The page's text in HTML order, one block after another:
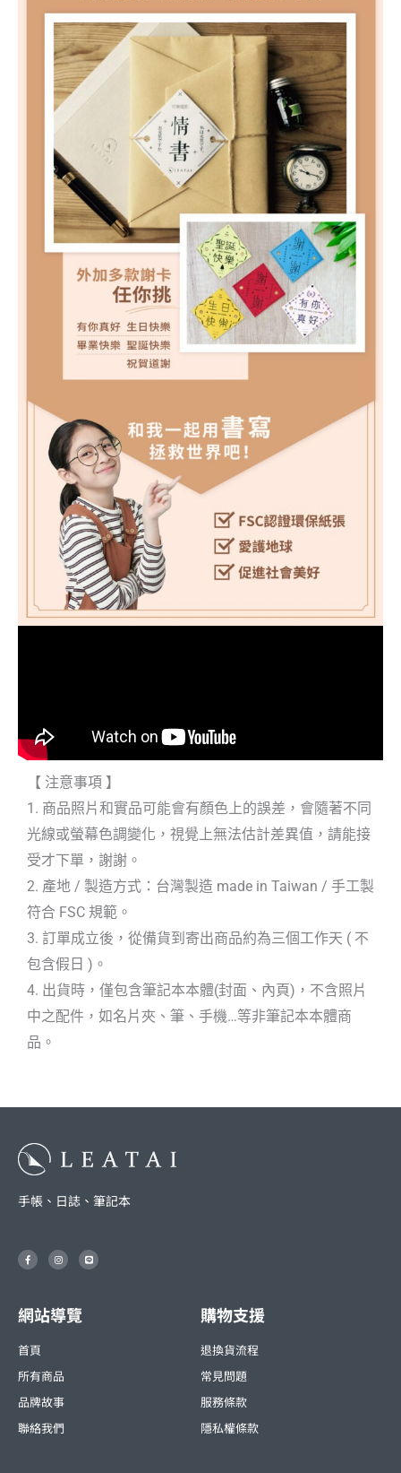
【 注意事項 】
1. 商品照片和實品可能會有顏色上的誤差，會隨著不同
光線或螢幕色調變化，視覺上無法估計差異值，請能接
受才下單，謝謝。
2. 產地 / 製造方式：台灣製造 made in Taiwan / 手工製
符合 FSC 規範。
3. 訂單成立後，從備貨到寄出商品約為三個工作天 ( 不
包含假日 )。
4. 出貨時，僅包含筆記本本體(封面、內頁)，不含照片
中之配件，如名片夾、筆、手機…等非筆記本本體商
品。
手帳、日誌、筆記本
F
a
c
k
-
I
n
s
r
a
m
L
i
n
網站導覽
首頁
所有商品
品牌故事
聯絡我們
購物支援
退換貨流程
常見問題
服務條款
隱私權條款